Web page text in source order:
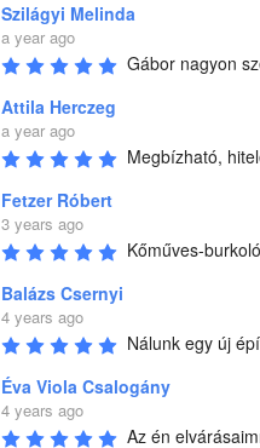
Szilágyi Melinda
a year ago
Gábor nagyon
Attila Herczeg
a year ago
Megbízható,
Fetzer Róbert
3 years ago
Kőműves-
Balázs Csernyi
4 years ago
Nálunk egy új
Éva Viola Csalogány
4 years ago
Az én